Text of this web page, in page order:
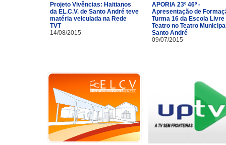
Projeto Vivências: Haitianos
da EL.C.V. de Santo André teve
matéria veiculada na Rede
TVT
14/08/2015
APORIA 23º 46º -
Apresentação de
Turma 16 da Escola Livre
Teatro no Teatro
Santo André
09/07/2015